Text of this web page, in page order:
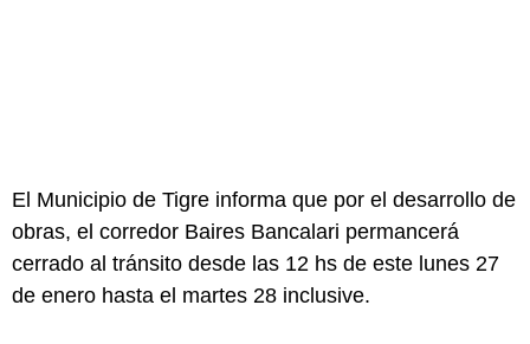
El Municipio de Tigre informa que por el desarrollo de
obras, el corredor Baires Bancalari permancerá
cerrado al tránsito desde las 12 hs de este lunes 27
de enero hasta el martes 28 inclusive.